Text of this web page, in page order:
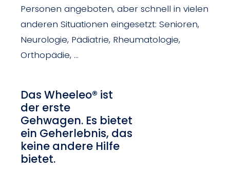
Personen angeboten, aber schnell in vielen
anderen Situationen eingesetzt: Senioren,
Neurologie, Pädiatrie, Rheumatologie,
Orthopädie, …
Das Wheeleo® ist
der erste
Gehwagen. Es bietet
ein Geherlebnis, das
keine andere Hilfe
bietet.